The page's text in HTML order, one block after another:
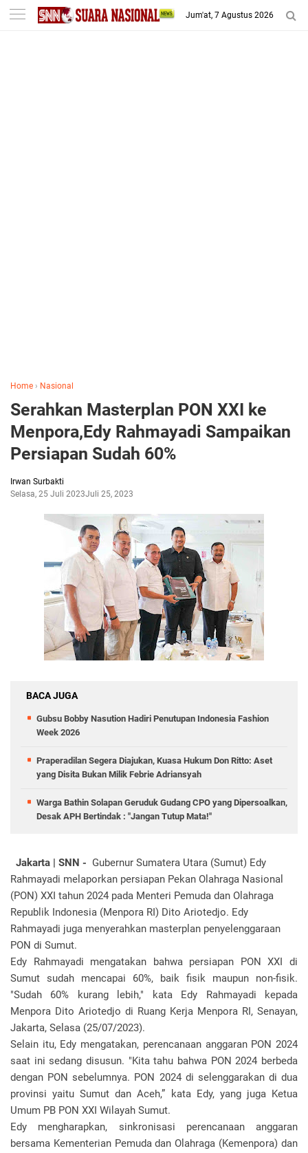
-->
Jum'at, 7 Agustus 2026
Home › Nasional
Serahkan Masterplan PON XXI ke
Menpora,Edy Rahmayadi Sampaikan
Persiapan Sudah 60%
Irwan Surbakti
Selasa, 25 Juli 2023Juli 25, 2023
BACA JUGA
Gubsu Bobby Nasution Hadiri Penutupan Indonesia Fashion
Week 2026
Praperadilan Segera Diajukan, Kuasa Hukum Don Ritto: Aset
yang Disita Bukan Milik Febrie Adriansyah
Warga Bathin Solapan Geruduk Gudang CPO yang Dipersoalkan,
Desak APH Bertindak : "Jangan Tutup Mata!"
Jakarta | SNN - Gubernur Sumatera Utara (Sumut) Edy
Rahmayadi melaporkan persiapan Pekan Olahraga Nasional
(PON) XXI tahun 2024 pada Menteri Pemuda dan Olahraga
Republik Indonesia (Menpora RI) Dito Ariotedjo. Edy
Rahmayadi juga menyerahkan masterplan penyelenggaraan
PON di Sumut.
Edy Rahmayadi mengatakan bahwa persiapan PON XXI di
Sumut sudah mencapai 60%, baik fisik maupun non-fisik.
"Sudah 60% kurang lebih," kata Edy Rahmayadi kepada
Menpora Dito Ariotedjo di Ruang Kerja Menpora RI, Senayan,
Jakarta, Selasa (25/07/2023).
Selain itu, Edy mengatakan, perencanaan anggaran PON 2024
saat ini sedang disusun. "Kita tahu bahwa PON 2024 berbeda
dengan PON sebelumnya. PON 2024 di selenggarakan di dua
provinsi yaitu Sumut dan Aceh,” kata Edy, yang juga Ketua
Umum PB PON XXI Wilayah Sumut.
Edy mengharapkan, sinkronisasi perencanaan anggaran
bersama Kementerian Pemuda dan Olahraga (Kemenpora) dan